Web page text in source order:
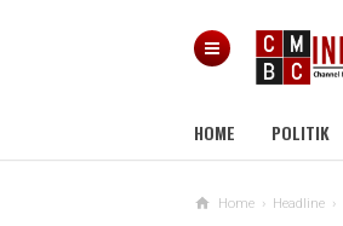
HOME POLITIK
Home › Headline ›